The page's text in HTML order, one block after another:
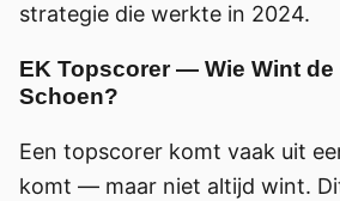
strategie die werkte in 2024.
EK Topscorer — Wie Wint de
Schoen?
Een topscorer komt vaak uit
komt — maar niet altijd wint.